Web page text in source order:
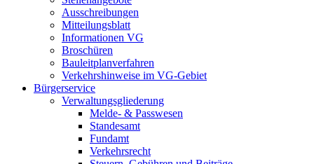
Ausschreibungen
Mitteilungsblatt
Informationen VG
Broschüren
Bauleitplanverfahren
Verkehrshinweise im VG-Gebiet
Bürgerservice
Verwaltungsgliederung
Melde- & Passwesen
Standesamt
Fundamt
Verkehrsrecht